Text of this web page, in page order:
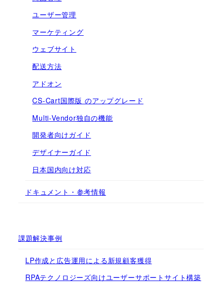
ユーザー管理
マーケティング
ウェブサイト
配送方法
アドオン
CS-Cart国際版 のアップグレード
Multi-Vendor独自の機能
開発者向けガイド
デザイナーガイド
日本国内向け対応
ドキュメント・参考情報
課題解決事例
LP作成と広告運用による新規顧客獲得
RPAテクノロジーズ向けユーザーサポートサイト構築